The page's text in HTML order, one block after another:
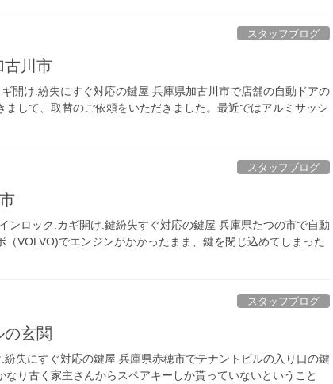
スタッフブログ
川市
け.紛失にすぐ対応の鍵屋 兵庫県加古川市で店舗の自動ドアの
して、取替のご依頼をいただきました。最近ではアルミサッシ
スタッフブログ
ロック.カギ開け.鍵紛失すぐ対応の鍵屋 兵庫県たつの市で自動
VOLVO)でエンジンがかかったまま、鍵を閉じ込めてしまった
スタッフブログ
玄関
にすぐ対応の鍵屋 兵庫県赤穂市でテナントビルの入り口の鍵
り古く家主さんからスペアキーしか貰っていないということ